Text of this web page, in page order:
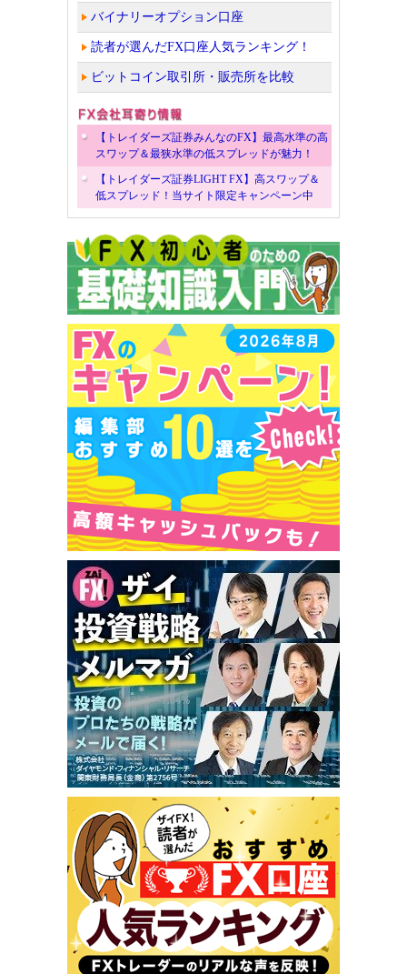
バイナリーオプション口座
読者が選んだFX口座人気ランキング！
ビットコイン取引所・販売所を比較
【トレイダーズ証券みんなのFX】最高水準の高
スワップ＆最狭水準の低スプレッドが魅力！
【トレイダーズ証券LIGHT FX】高スワップ＆
低スプレッド！当サイト限定キャンペーン中